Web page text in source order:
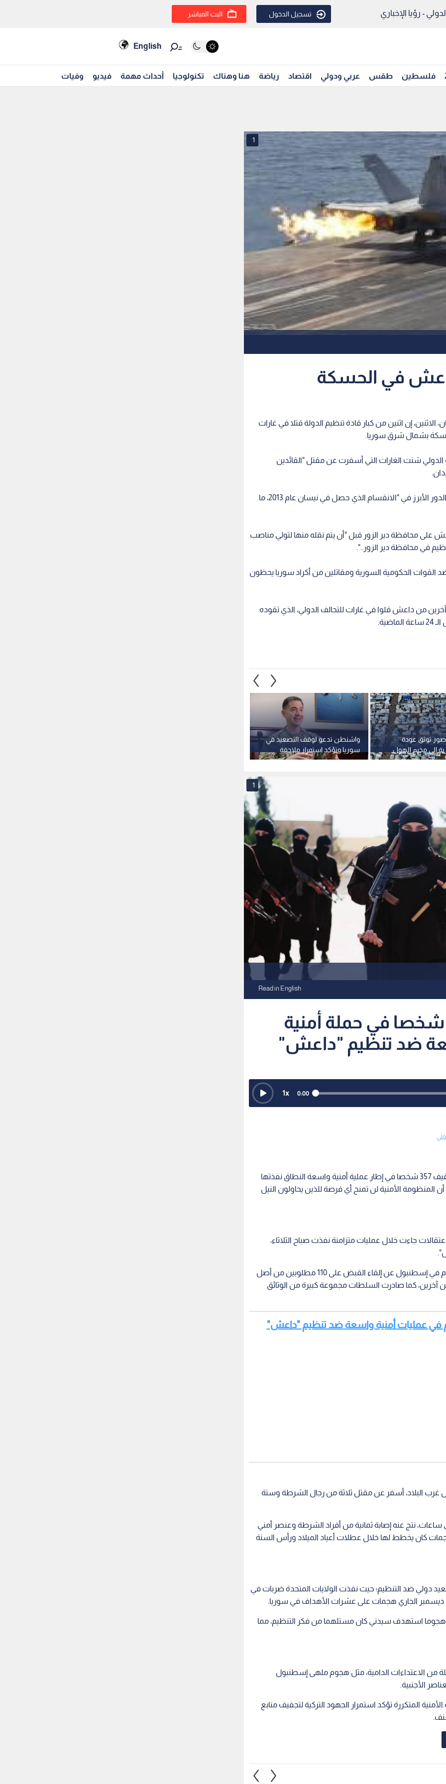
- رؤيا الإخباري تسجيل الدخول البث المباشر
English
فلسطين طقس عربي ودولي اقتصاد رياضة هنا وهناك تكنولوجيا أحداث مهمة فيديو وفيات
1
في الحسكة
إن اثنين من كبار قادة تنظيم الدولة قتلا في غارات
بشمال شرق سوريا.
الدولي شنت الغارات التي أسفرت عن مقتل "القائدين
ووفقا للمصدر نفسه، فإن أبو أسامة العراقي كان له الدور الأبرز في "الانقسام الذي حصل في نيسان عام 2013، ما
على محافظة دير الزور قبل "أن يتم نقله منها لتولي مناصب
في محافظة دير الزور..".
الحكومية السورية ومقاتلين من أكراد سوريا يحظون
من داعش قلوا في غارات للتحالف الدولي، الذي تقوده
واشنطن تدعو لوقف التصعيد في
سوريا وتؤكد استمرار ملاحقة
"داعش"
توثق عودة
إلى مخيم الهول
1
Read in English
تركيا تعلن توقيف 357 شخصا في حملة أمنية
0:00
1x
أعلن وزير الداخلية التركي، علي يرلي كايا، الثلاثاء، عن توقيف 357 شخصا في إطار عملية أمنية واسعة النطاق نفذتها
مؤكدا أن المنظومة الأمنية لن تمنح أي فرصة للذين يحاولون النيل
جاءت خلال عمليات متزامنة نفذت صباح الثلاثاء،
وتزامنت هذه التطورات مع إعلان مكتب المدعي العام في إسطنبول عن إلقاء القبض على 110 مطلوبين من أصل
وإقليمين آخرين، كما صادرت السلطات مجموعة كبيرة من الوثائق
غرب البلاد، أسفر عن مقتل ثلاثة من رجال الشرطة وستة
ساعات، نتج عنه إصابة ثمانية من أفراد الشرطة وعنصر أمني
كان يخطط لها خلال عطلات أعياد الميلاد ورأس السنة
دولي ضد التنظيم؛ حيث نفذت الولايات المتحدة ضربات في
ديسمبر الجاري هجمات على عشرات الأهداف في سوريا.
استهدف سيدني كان مستلهما من فكر التنظيم، مما
من الاعتداءات الدامية، مثل هجوم ملهى إسطنبول
الأجنبية.
عام 2017، إلا أن العمليات الأمنية المتكررة تؤكد استمرار الجهود التركية لتجفيف منابع